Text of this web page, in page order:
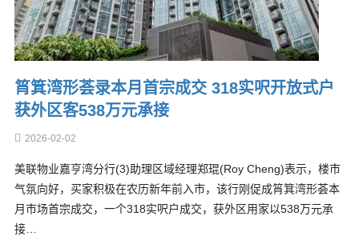
筲箕湾形荟录本月首宗成交 318实呎开放式户
获外区客538万元承接
2026-02-02
美联物业嘉亨湾分行(3)助理区域经理郑琨(Roy Cheng)表示，楼市
气氛向好，买家积极在农历新年前入市，该行刚促成筲箕湾形荟本
月市场首宗成交，一个318实呎户成交，获外区用家以538万元承
接…